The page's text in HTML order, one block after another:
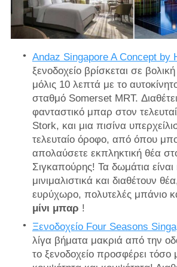
Andaz Singapore A Concept by
ξενοδοχείο βρίσκεται σε
μόλις 10 λεπτά με το
σταθμό Somerset MRT.
φανταστικό μπαρ στον
Stork, και μια πισίνα
τελευταίο όροφο, από όπου
απολαύσετε εκπληκτική θέα
Σιγκαπούρης! Τα δωμάτια
μινιμαλιστικά και διαθέτουν
ευρύχωρο, πολυτελές μπάνιο
μίνι μπαρ !
Ξενοδοχείο Four Seasons
λίγα βήματα μακριά από την
το ξενοδοχείο προσφέρει τόσο